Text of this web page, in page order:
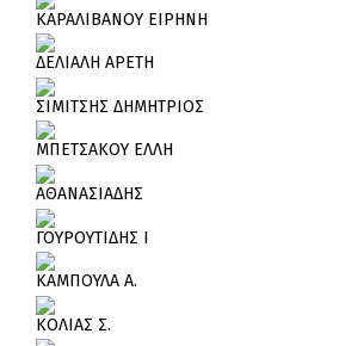
ΚΑΡΑΛΙΒΑΝΟΥ ΕΙΡΗΝΗ
ΔΕΛΙΑΛΗ ΑΡΕΤΗ
ΣΙΜΙΤΣΗΣ ΔΗΜΗΤΡΙΟΣ
ΜΠΕΤΣΑΚΟΥ ΕΛΛΗ
ΑΘΑΝΑΣΙΑΔΗΣ
ΓΟΥΡΟΥΤΙΔΗΣ Ι
ΚΑΜΠΟΥΛΑ Α.
ΚΟΛΙΑΣ Σ.